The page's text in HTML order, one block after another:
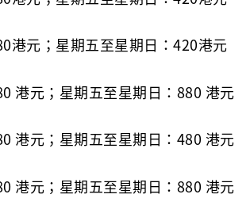
港元；星期五至星期日：420港元
港元；星期五至星期日：880 港元
港元；星期五至星期日：480 港元
港元；星期五至星期日：880 港元